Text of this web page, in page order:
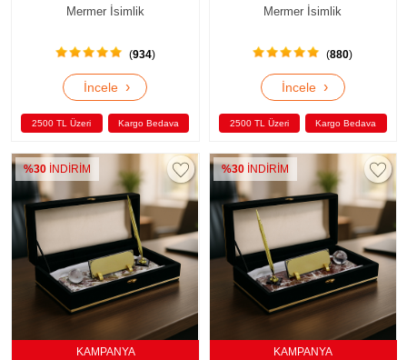
Mermer İsimlik
(934)
İncele ›
2500 TL Üzeri Kargo Bedava
Mermer İsimlik
(880)
İncele ›
2500 TL Üzeri Kargo Bedava
%30 İNDİRİM
KAMPANYA
%30İNDİRİM
KAMPANYA